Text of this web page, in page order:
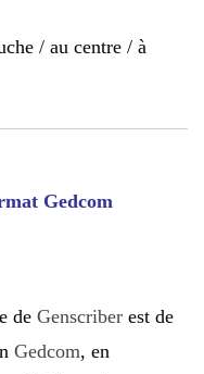
/ au centre / à
Gedcom
de Genscriber est de
Gedcom, en